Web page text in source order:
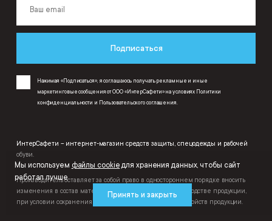
Подписаться
Нажимая «Подписаться», я соглашаюсь получать рекламные и иные
маркетинговые сообщения от ООО «ИнтерСафети» на условиях Политики
конфиденциальности и Пользовательского соглашения.
ИнтерСафети – интернет-магазин средств защиты, спецодежды и рабочей
обуви.
Производитель оставляет за собой право в одностороннем порядке вносить
изменения в состав материалов, используемых в производстве продукции,
при условии сохранения функциональных и защитных свойств продукции.
Мы используем файлы cookieдля хранения данных, чтобы сайт
работал лучше
Принять и закрыть